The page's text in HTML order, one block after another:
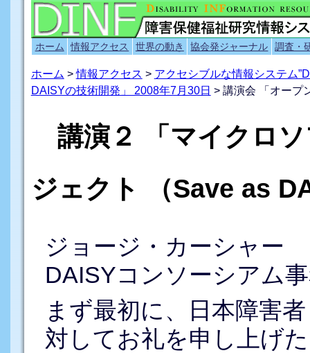
ホーム 情報アクセス 世界の動き 協会発ジャーナル 調査・
ホーム >情報アクセス > アクセシブルな情報システム
DAISYの技術開発」 2008年7月30日 > 講演会 「オープ
講演２ 「マイクロソ
ジェクト （Save as
ジョージ・カーシャー
DAISYコンソーシアム
まず最初に、日本障害
対してお礼を申し上げ